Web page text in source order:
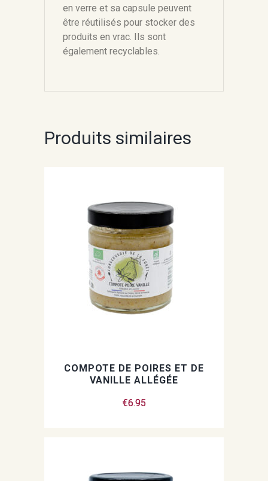
en verre et sa capsule peuvent
être réutilisés pour stocker des
produits en vrac. Ils sont
également recyclables.
Produits similaires
COMPOTE DE POIRES ET DE
VANILLE ALLÉGÉE
€6.95